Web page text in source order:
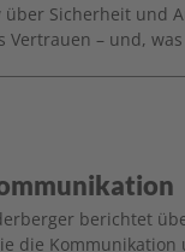
Sicherheit und
– und,
berichtet
die